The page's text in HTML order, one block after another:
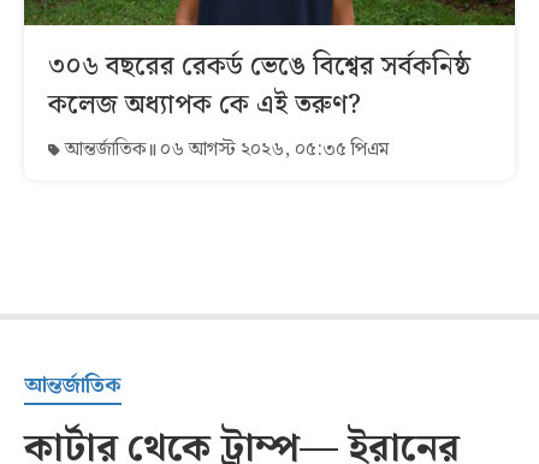
৩০৬ বছরের রেকর্ড ভেঙে বিশ্বের সর্বকনিষ্ঠ
কলেজ অধ্যাপক কে এই তরুণ?
আন্তর্জাতিক ০৬ আগস্ট ২০২৬, ০৫:৩৫ পিএম
আন্তর্জাতিক
কার্টার থেকে ট্রাম্প— ইরানের